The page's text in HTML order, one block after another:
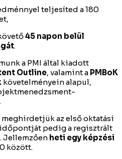
teljesíted a 180
45 napon belül
.
a PMI által kiadott
Outline, valamint a PMBoK
követelményein alapul,
az első oktatási
pedig a regisztrált
Jellemzően heti egy képzési
között.